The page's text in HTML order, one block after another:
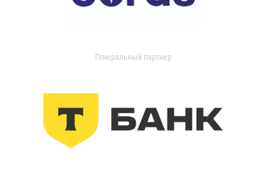
Генеральный партнер